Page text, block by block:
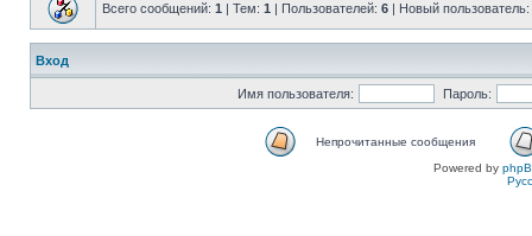
Всего сообщений: 1 | Тем: 1 | Пользователей: 6 | Новый пользователь:
Вход
Имя пользователя: Пароль:
Непрочитанные сообщения
Powered by